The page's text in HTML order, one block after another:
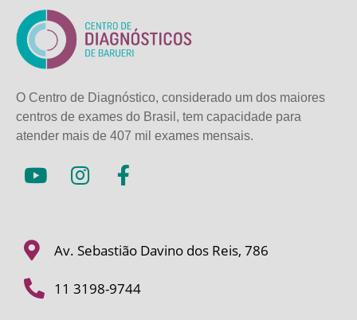
O Centro de Diagnóstico, considerado um dos maiores
centros de exames do Brasil, tem capacidade para
atender mais de 407 mil exames mensais.
Av. Sebastião Davino dos Reis, 786
11 3198-9744